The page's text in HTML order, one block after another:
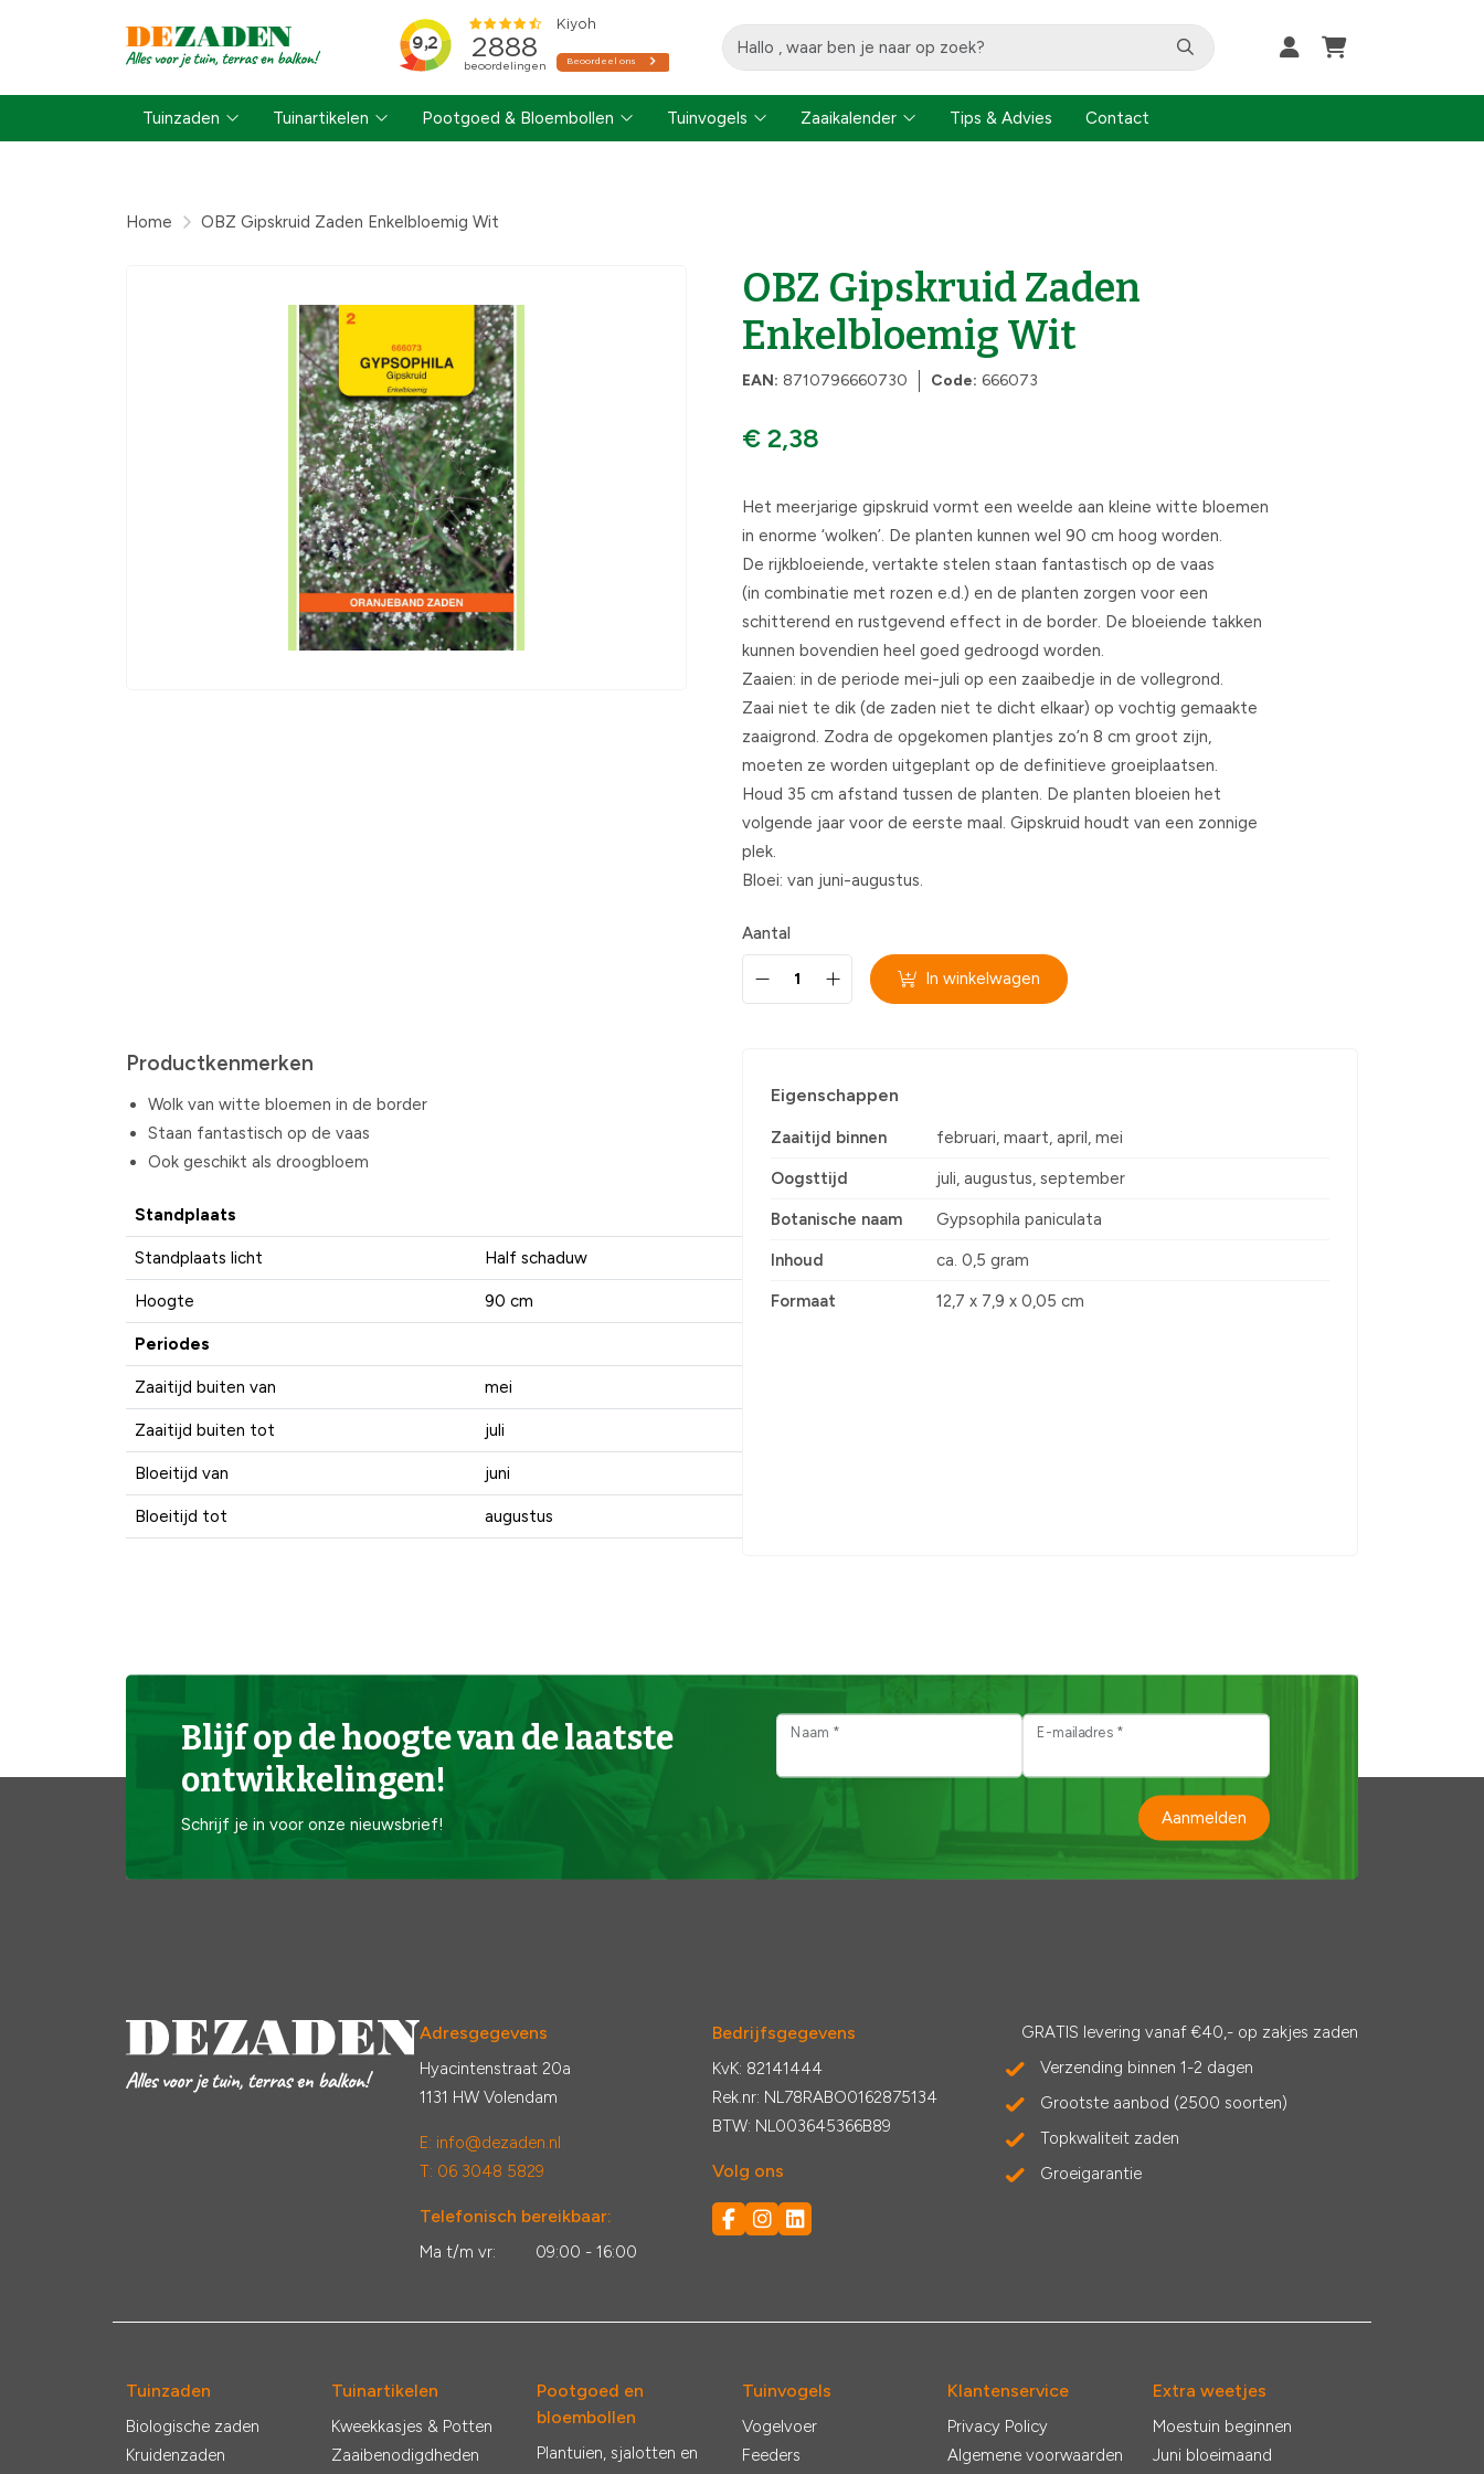
Tuinzaden Tuinartikelen Pootgoed & Bloembollen Tuinvogels Zaaikalender Tips & Advies Contact
Home OBZ Gipskruid Zaden Enkelbloemig Wit
OBZ Gipskruid Zaden
Enkelbloemig Wit
EAN: 8710796660730 Code: 666073
€ 2,38
Het meerjarige gipskruid vormt een weelde aan kleine witte bloemen
in enorme ‘wolken’. De planten kunnen wel 90 cm hoog worden.
De rijkbloeiende, vertakte stelen staan fantastisch op de vaas
(in combinatie met rozen e.d.) en de planten zorgen voor een
schitterend en rustgevend effect in de border. De bloeiende takken
kunnen bovendien heel goed gedroogd worden.
Zaaien: in de periode mei-juli op een zaaibedje in de vollegrond.
Zaai niet te dik (de zaden niet te dicht elkaar) op vochtig gemaakte
zaaigrond. Zodra de opgekomen plantjes zo’n 8 cm groot zijn,
moeten ze worden uitgeplant op de definitieve groeiplaatsen.
Houd 35 cm afstand tussen de planten. De planten bloeien het
volgende jaar voor de eerste maal. Gipskruid houdt van een zonnige
plek.
Bloei: van juni-augustus.
Aantal
In winkelwagen
Productkenmerken
Wolk van witte bloemen in de border
Staan fantastisch op de vaas
Ook geschikt als droogbloem
Standplaats
Standplaats licht Half schaduw
Hoogte 90 cm
Periodes
Zaaitijd buiten van mei
Zaaitijd buiten tot juli
Bloeitijd van juni
Bloeitijd tot augustus
Eigenschappen
Zaaitijd binnen februari, maart, april, mei
Oogsttijd juli, augustus, september
Botanische naam Gypsophila paniculata
Inhoud ca. 0,5 gram
Formaat 12,7 x 7,9 x 0,05 cm
Blijf op de hoogte van de laatste
ontwikkelingen!
Schrijf je in voor onze nieuwsbrief!
Naam * E-mailadres *
Aanmelden
Adresgegevens
Hyacintenstraat 20a
1131 HW Volendam
E: info@dezaden.nl
T: 06 3048 5829
Telefonisch bereikbaar:
Ma t/m vr: 09:00 - 16:00
Bedrijfsgegevens
KvK: 82141444
Rek.nr: NL78RABO0162875134
BTW: NL003645366B89
Volg ons
GRATIS levering vanaf €40,- op zakjes zaden
Verzending binnen 1-2 dagen
Grootste aanbod (2500 soorten)
Topkwaliteit zaden
Groeigarantie
Tuinzaden
Biologische zaden
Kruidenzaden
Tuinartikelen
Kweekkasjes & Potten
Zaaibenodigdheden
Pootgoed en
bloembollen
Plantuien, sjalotten en
Tuinvogels
Vogelvoer
Feeders
Klantenservice
Privacy Policy
Algemene voorwaarden
Extra weetjes
Moestuin beginnen
Juni bloeimaand